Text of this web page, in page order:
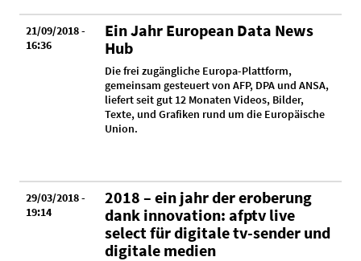
21/09/2018 -
16:36
Ein Jahr European Data News
Hub
Die frei zugängliche Europa-Plattform,
gemeinsam gesteuert von AFP, DPA und ANSA,
liefert seit gut 12 Monaten Videos, Bilder,
Texte, und Grafiken rund um die Europäische
Union.
29/03/2018 -
19:14
2018 – ein jahr der eroberung
dank innovation: afptv live
select für digitale tv-sender und
digitale medien